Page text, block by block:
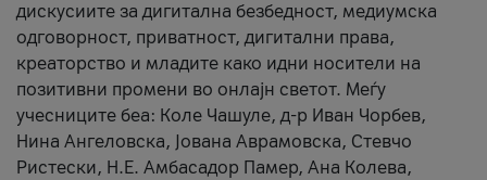
дискусиите за дигитална безбедност, медиумска
одговорност, приватност, дигитални права,
креаторство и младите како идни носители на
позитивни промени во онлајн светот. Меѓу
учесниците беа: Коле Чашуле, д-р Иван Чорбев,
Нина Ангеловска, Јована Аврамовска, Стевчо
Ристески, Н.Е. Амбасадор Памер, Ана Колева,